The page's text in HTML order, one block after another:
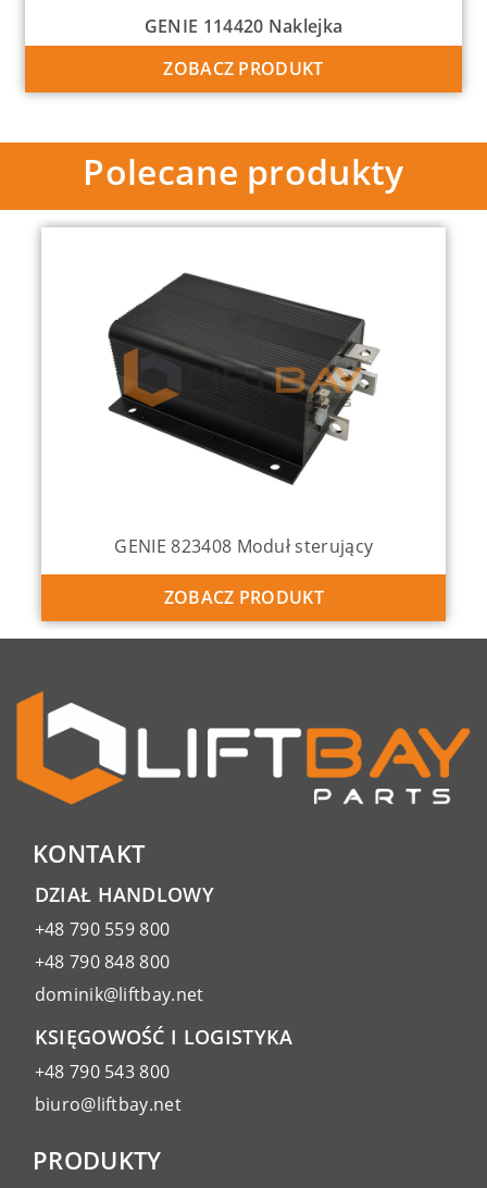
GENIE 114420 Naklejka
ZOBACZ PRODUKT
Polecane produkty
GENIE 823408 Moduł sterujący
ZOBACZ PRODUKT
KONTAKT
DZIAŁ HANDLOWY
+48 790 559 800
+48 790 848 800
dominik@liftbay.net
KSIĘGOWOŚĆ I LOGISTYKA
+48 790 543 800
biuro@liftbay.net
PRODUKTY